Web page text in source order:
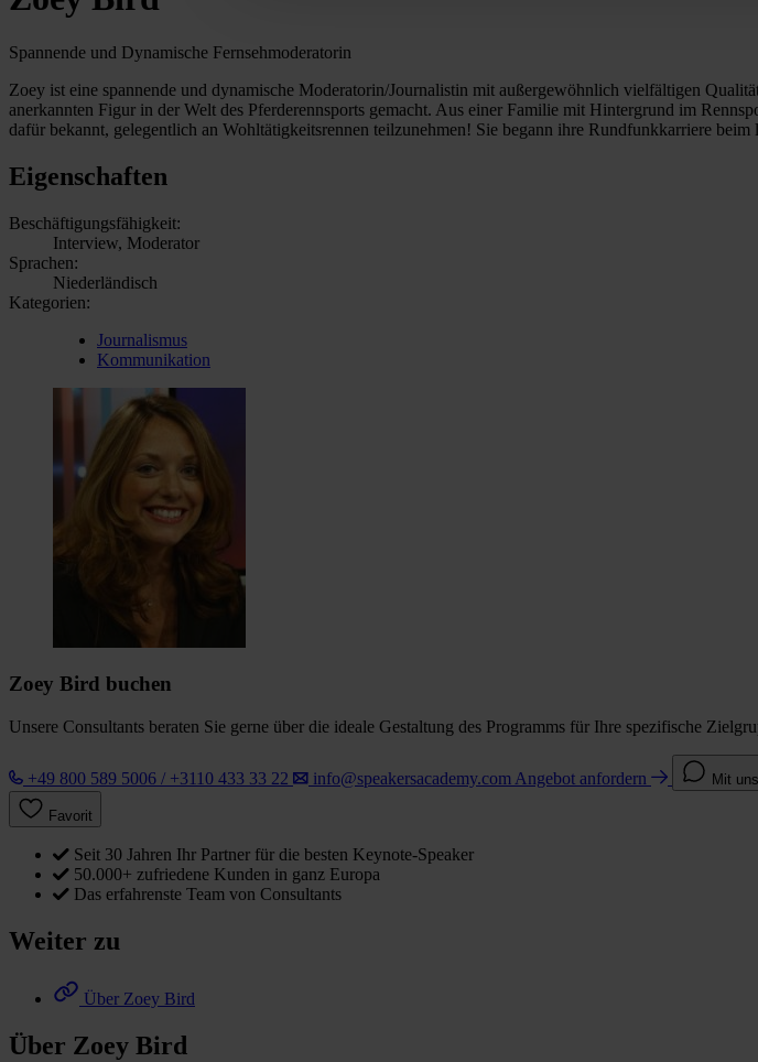
Spannende und Dynamische Fernsehmoderatorin
Zoey ist eine spannende und dynamische Moderatorin/Journalistin mit außergewöhnlich vielfältigen
anerkannten Figur in der Welt des Pferderennsports gemacht. Aus einer Familie mit Hintergrund im
dafür bekannt, gelegentlich an Wohltätigkeitsrennen teilzunehmen! Sie begann ihre Rundfunkkarriere
Eigenschaften
Beschäftigungsfähigkeit:
Interview, Moderator
Sprachen:
Niederländisch
Kategorien:
Journalismus
Kommunikation
Zoey Bird buchen
Unsere Consultants beraten Sie gerne über die ideale Gestaltung des Programms für Ihre spezifische
+49 800 589 5006 / +3110 433 33 22 info@speakersacademy.com Angebot anfordern Mit
Favorit
Seit 30 Jahren Ihr Partner für die besten Keynote-Speaker
50.000+ zufriedene Kunden in ganz Europa
Das erfahrenste Team von Consultants
Weiter zu
Über Zoey Bird
Über Zoey Bird